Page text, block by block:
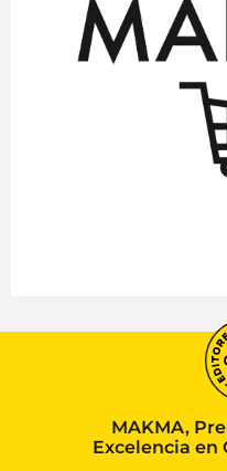
MAKMA,
Excelencia en